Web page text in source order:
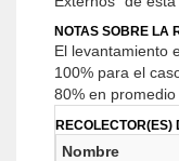
NOTAS SOBRE LA
El levantamiento
100% para el
80% en
RECOLECTOR(ES)
Nombre